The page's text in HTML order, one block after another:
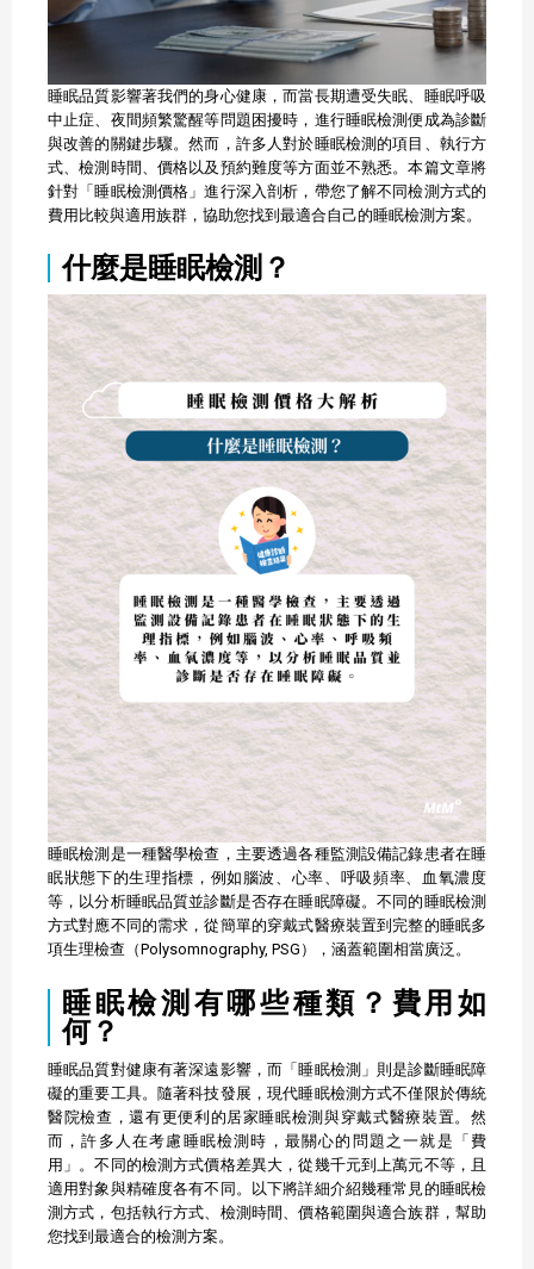
睡眠品質影響著我們的身心健康，而當長期遭受失眠、睡眠呼吸
中止症、夜間頻繁驚醒等問題困擾時，進行睡眠檢測便成為診斷
與改善的關鍵步驟。然而，許多人對於睡眠檢測的項目、執行方
式、檢測時間、價格以及預約難度等方面並不熟悉。本篇文章將
針對「睡眠檢測價格」進行深入剖析，帶您了解不同檢測方式的
費用比較與適用族群，協助您找到最適合自己的睡眠檢測方案。
什麼是睡眠檢測？
睡眠檢測是一種醫學檢查，主要透過各種監測設備記錄患者在睡
眠狀態下的生理指標，例如腦波、心率、呼吸頻率、血氧濃度
等，以分析睡眠品質並診斷是否存在睡眠障礙。不同的睡眠檢測
方式對應不同的需求，從簡單的穿戴式醫療裝置到完整的睡眠多
項生理檢查（Polysomnography, PSG），涵蓋範圍相當廣泛。
睡眠檢測有哪些種類？費用如
何？
睡眠品質對健康有著深遠影響，而「睡眠檢測」則是診斷睡眠障
礙的重要工具。隨著科技發展，現代睡眠檢測方式不僅限於傳統
醫院檢查，還有更便利的居家睡眠檢測與穿戴式醫療裝置。然
而，許多人在考慮睡眠檢測時，最關心的問題之一就是「費
用」。不同的檢測方式價格差異大，從幾千元到上萬元不等，且
適用對象與精確度各有不同。以下將詳細介紹幾種常見的睡眠檢
測方式，包括執行方式、檢測時間、價格範圍與適合族群，幫助
您找到最適合的檢測方案。